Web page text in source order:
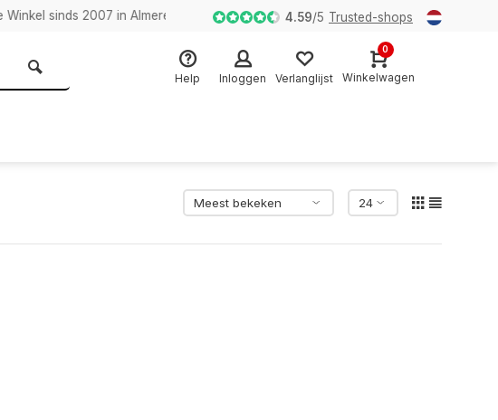
sinds 2007 in Almere 4.59/5 Trusted-shops
Help Inloggen Verlanglijst
0
Winkelwagen